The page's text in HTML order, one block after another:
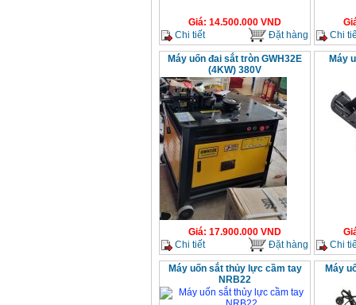
Giá: 14.500.000 VND
Chi tiết
Đặt hàng
Chi
Máy uốn đai sắt tròn GWH32E
(4KW) 380V
Giá: 17.900.000 VND
Chi tiết
Đặt hàng
Máy
Chi
Máy uốn sắt thủy lực cầm tay
NRB22
Máy